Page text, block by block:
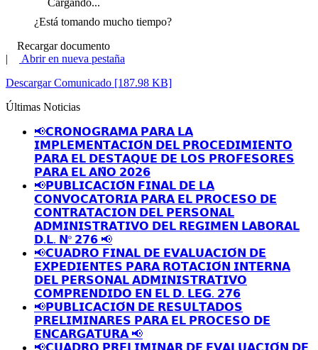
Cargando...
¿Está tomando mucho tiempo?
Recargar documento
|
Abrir en nueva pestaña
Descargar Comunicado [187.98 KB]
Últimas Noticias
📢𝗖𝗥𝗢𝗡𝗢𝗚𝗥𝗔𝗠𝗔 𝗣𝗔𝗥𝗔 𝗟𝗔
𝗜𝗠𝗣𝗟𝗘𝗠𝗘𝗡𝗧𝗔𝗖𝗜𝗢́𝗡 𝗗𝗘𝗟 𝗣𝗥𝗢𝗖𝗘𝗗𝗜𝗠𝗜𝗘𝗡𝗧𝗢
𝗣𝗔𝗥𝗔 𝗘𝗟 𝗗𝗘𝗦𝗧𝗔𝗤𝗨𝗘 𝗗𝗘 𝗟𝗢𝗦 𝗣𝗥𝗢𝗙𝗘𝗦𝗢𝗥𝗘𝗦
𝗣𝗔𝗥𝗔 𝗘𝗟 𝗔𝗡̃𝗢 𝟮𝟬𝟮𝟲
📢𝗣𝗨𝗕𝗟𝗜𝗖𝗔𝗖𝗜𝗢́𝗡 𝗙𝗜𝗡𝗔𝗟 𝗗𝗘 𝗟𝗔
𝗖𝗢𝗡𝗩𝗢𝗖𝗔𝗧𝗢𝗥𝗜𝗔 𝗣𝗔𝗥𝗔 𝗘𝗟 𝗣𝗥𝗢𝗖𝗘𝗦𝗢 𝗗𝗘
𝗖𝗢𝗡𝗧𝗥𝗔𝗧𝗔𝗖𝗜𝗢𝗡 𝗗𝗘𝗟 𝗣𝗘𝗥𝗦𝗢𝗡𝗔𝗟
𝗔𝗗𝗠𝗜𝗡𝗜𝗦𝗧𝗥𝗔𝗧𝗜𝗩𝗢 𝗗𝗘𝗟 𝗥𝗘𝗚𝗜𝗠𝗘𝗡 𝗟𝗔𝗕𝗢𝗥𝗔𝗟
𝗗.𝗟. 𝗡º 𝟮𝟳𝟲 📢
📢𝗖𝗨𝗔𝗗𝗥𝗢 𝗙𝗜𝗡𝗔𝗟 𝗗𝗘 𝗘𝗩𝗔𝗟𝗨𝗔𝗖𝗜𝗢́𝗡 𝗗𝗘
𝗘𝗫𝗣𝗘𝗗𝗜𝗘𝗡𝗧𝗘𝗦 𝗣𝗔𝗥𝗔 𝗥𝗢𝗧𝗔𝗖𝗜𝗢́𝗡 𝗜𝗡𝗧𝗘𝗥𝗡𝗔
𝗗𝗘𝗟 𝗣𝗘𝗥𝗦𝗢𝗡𝗔𝗟 𝗔𝗗𝗠𝗜𝗡𝗜𝗦𝗧𝗥𝗔𝗧𝗜𝗩𝗢
𝗖𝗢𝗠𝗣𝗥𝗘𝗡𝗗𝗜𝗗𝗢 𝗘𝗡 𝗘𝗟 𝗗. 𝗟𝗘𝗚. 𝟮𝟳𝟲
📢𝗣𝗨𝗕𝗟𝗜𝗖𝗔𝗖𝗜𝗢́𝗡 𝗗𝗘 𝗥𝗘𝗦𝗨𝗟𝗧𝗔𝗗𝗢𝗦
𝗣𝗥𝗘𝗟𝗜𝗠𝗜𝗡𝗔𝗥𝗘𝗦 𝗣𝗔𝗥𝗔 𝗘𝗟 𝗣𝗥𝗢𝗖𝗘𝗦𝗢 𝗗𝗘
𝗘𝗡𝗖𝗔𝗥𝗚𝗔𝗧𝗨𝗥𝗔 📢
📢𝗖𝗨𝗔𝗗𝗥𝗢 𝗣𝗥𝗘𝗟𝗜𝗠𝗜𝗡𝗔𝗥 𝗗𝗘 𝗘𝗩𝗔𝗟𝗨𝗔𝗖𝗜𝗢́𝗡 𝗗𝗘